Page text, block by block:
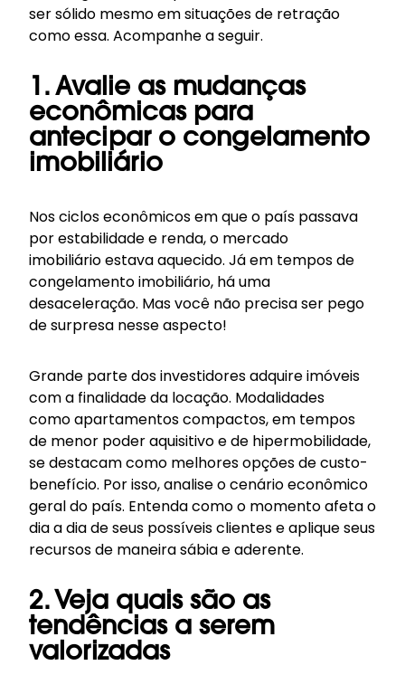
ser sólido mesmo em situações de retração
como essa. Acompanhe a seguir.
1. Avalie as mudanças
econômicas para
antecipar o congelamento
imobiliário
Nos ciclos econômicos em que o país passava
por estabilidade e renda, o mercado
imobiliárioestava aquecido. Já em tempos de
congelamento imobiliário, há uma
desaceleração. Mas você não precisa ser pego
de surpresa nesse aspecto!
Grande parte dos investidores adquire imóveis
com a finalidade da locação. Modalidades
comoapartamentos compactos, em tempos
de menor poder aquisitivo e de hipermobilidade,
se destacam como melhores opções de custo-
benefício. Por isso, analise o cenário econômico
geral do país. Entenda como o momento afeta o
dia a dia de seus possíveis clientes e aplique seus
recursos de maneira sábia e aderente.
2. Veja quais são as
tendências a serem
valorizadas